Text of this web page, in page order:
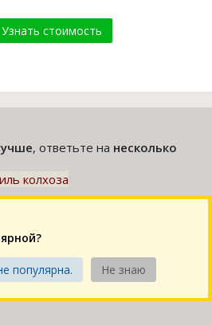
Узнать стоимость
, ответьте на несколько
колхоза
популярна. Не знаю